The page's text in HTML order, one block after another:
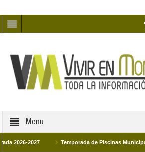
Menu
2027 Temporada de Piscinas Municipales 2026